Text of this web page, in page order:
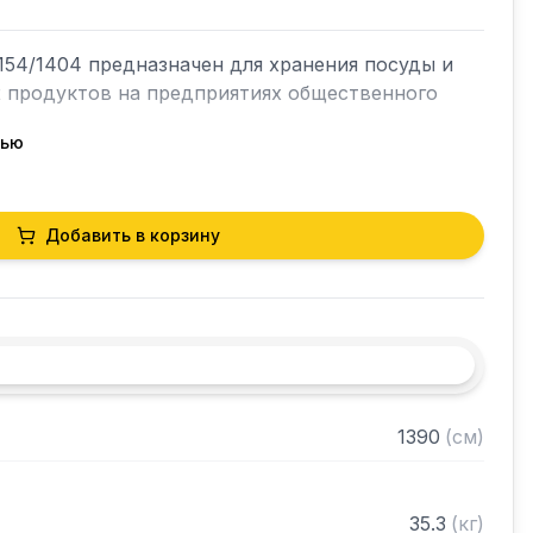
1404 предназначен для хранения посуды и
на предприятиях общественного
разборный
нержавеющей стали марки AISI 430 толщиной
регулируемое с шагом 120 мм
разобранном виде
Добавить в корзину
1390 (см)
35.3 (кг)